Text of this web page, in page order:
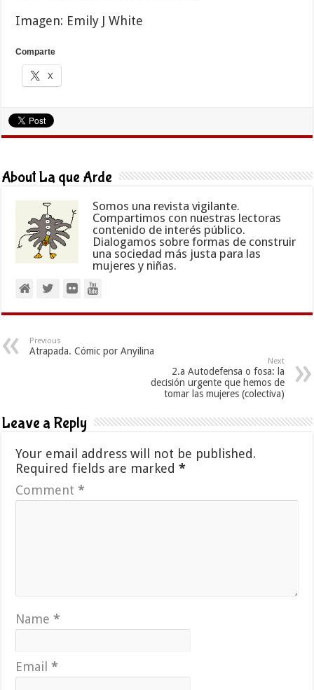
Imagen: Emily J White
Comparte
X
About La que Arde
Somos una revista vigilante.
Compartimos con nuestras lectoras
contenido de interés público.
Dialogamos sobre formas de construir
una sociedad más justa para las
mujeres y niñas.
Previous
Atrapada. Cómic por Anyilina
Next
2.a Autodefensa o fosa: la
decisión urgente que hemos de
tomar las mujeres (colectiva)
Leave a Reply
Your email address will not be published.
Required fields are marked*
Comment*
Name*
Email*